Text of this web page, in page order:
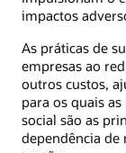
impactos
As práticas de
empresas ao
outros custos,
para os quais
social são as
dependência